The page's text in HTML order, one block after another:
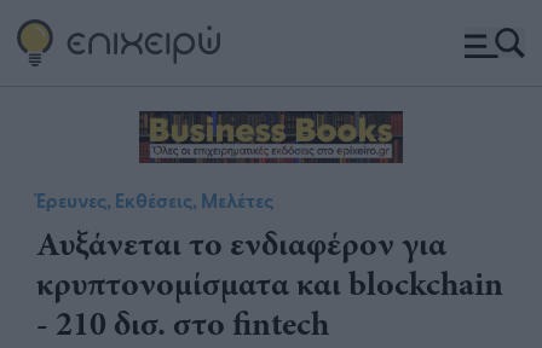
Έρευνες, Εκθέσεις, Μελέτες
Αυξάνεται το ενδιαφέρον για
κρυπτονομίσματα και blockchain
- 210 δισ. στο fintech